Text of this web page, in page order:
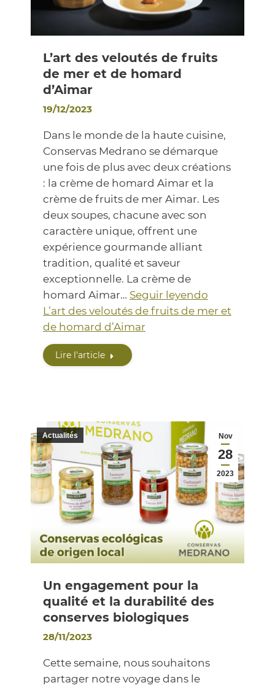
L’art des veloutés de fruits
de mer et de homard
d’Aimar
19/12/2023
Dans le monde de la haute cuisine,
Conservas Medrano se démarque
une fois de plus avec deux créations
: la crème de homard Aimar et la
crème de fruits de mer Aimar. Les
deux soupes, chacune avec son
caractère unique, offrent une
expérience gourmande alliant
tradition, qualité et saveur
exceptionnelle. La crème de
homard Aimar… Seguir leyendo
L’art des veloutés de fruits de mer et
de homard d’Aimar
Lire l'article
Nov
28
2023
Actualités
Un engagement pour la
qualité et la durabilité des
conserves biologiques
28/11/2023
Cette semaine, nous souhaitons
partager notre voyage dans le